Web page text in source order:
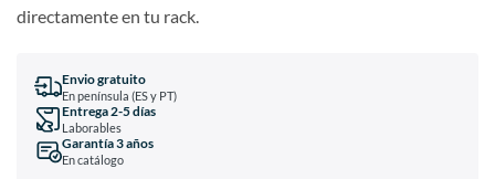
directamente en tu rack.
Envio gratuito
En península (ES y PT)
Entrega 2-5 días
Laborables
Garantía 3 años
En catálogo